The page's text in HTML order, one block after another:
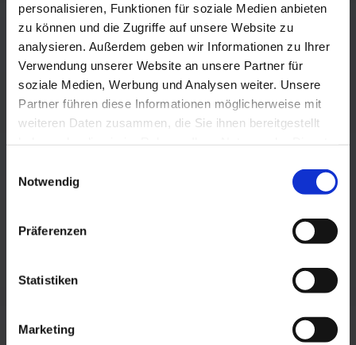
personalisieren, Funktionen für soziale Medien anbieten
zu können und die Zugriffe auf unsere Website zu
analysieren. Außerdem geben wir Informationen zu Ihrer
Verwendung unserer Website an unsere Partner für
soziale Medien, Werbung und Analysen weiter. Unsere
Partner führen diese Informationen möglicherweise mit
weiteren Daten zusammen, die Sie ihnen bereitgestellt
Notwendig
Präferenzen
Statistiken
Marketing